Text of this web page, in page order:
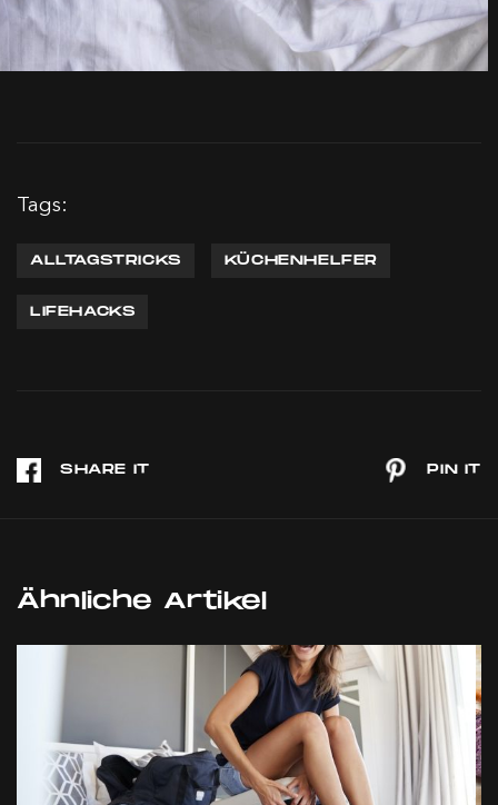
Tags:
ALLTAGSTRICKS KÜCHENHELFER
LIFEHACKS
Ähnliche Artikel